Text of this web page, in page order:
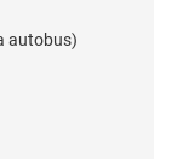
autobus)